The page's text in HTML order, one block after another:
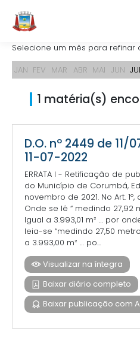
Selecione um mês para refinar
JAN FEV MAR ABR MAI JUN
1 matéria(s)
D.O. nº 2449 de 11/
11-07-2022
ERRATA I - Retificação de
do Município de Corumbá,
novembro de 2021. No Art.
Onde se lê “ medindo 27,92
Igual a 3.993,01 m² … por
leia-se “medindo 27,50
a 3.993,00 m² … po...
Visualizar na íntegra
Baixar diário completo
Baixar publicação com